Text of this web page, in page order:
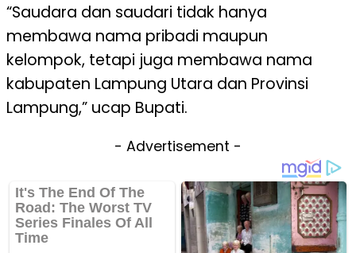
“Saudara dan saudari tidak hanya
membawa nama pribadi maupun
kelompok, tetapi juga membawa nama
kabupaten Lampung Utara dan Provinsi
Lampung,” ucap Bupati.
- Advertisement -